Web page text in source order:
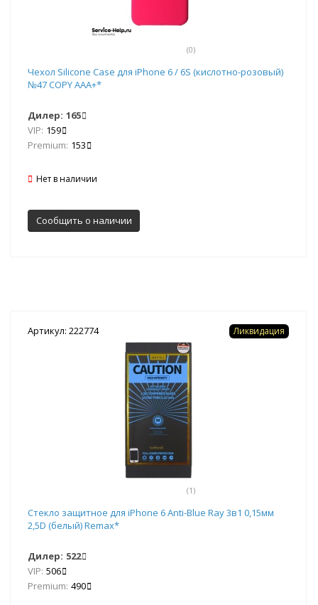
(0)
Чехол Silicone Case для iPhone 6 / 6S (кислотно-розовый)
№47 COPY AAA+*
Дилер: 165
VIP: 159
Premium: 153
Нет в наличии
Сообщить о наличии
Артикул: 222774
(1)
Ликвидация
Стекло защитное для iPhone 6 Anti-Blue Ray 3в1 0,15мм
2,5D (белый) Remax*
Дилер: 522
VIP: 506
Premium: 490